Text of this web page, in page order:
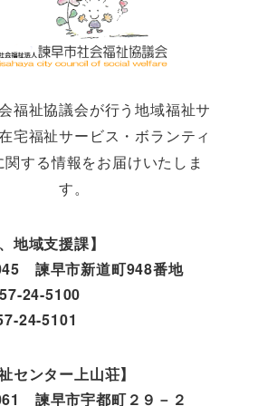
福祉協議会が行う地域福祉サ
宅福祉サービス・ボランティ
関する情報をお届けいたしま
す。
地域支援課】
諫早市新道町948番地
24-5100
24-5101
センター上山荘】
諫早市宇都町２９－２